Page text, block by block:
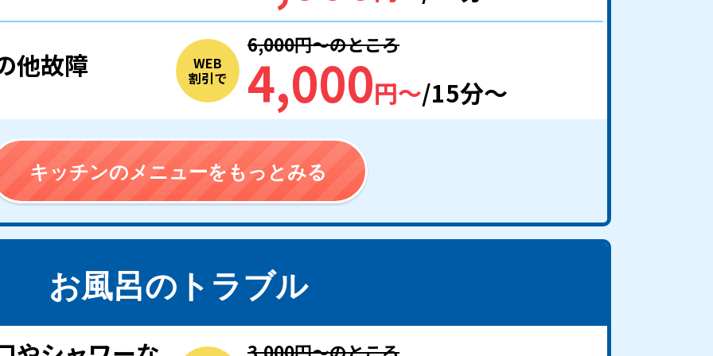
他故障 WEB
割引で
6,000円〜のところ
4,000円〜/15分〜
キッチンのメニューをもっとみる
お風呂のトラブル